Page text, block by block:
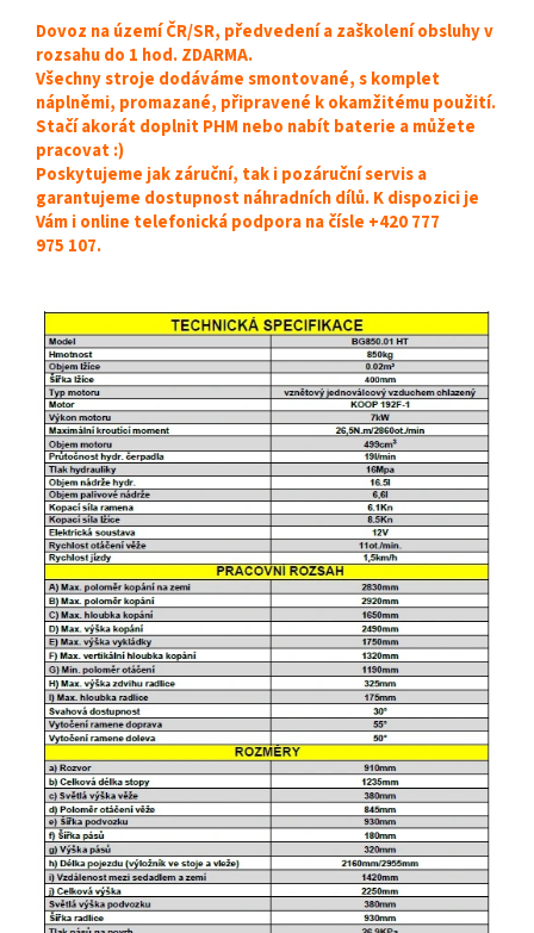
Dovoz na území ČR/SR, předvedení a zaškolení obsluhy v
rozsahu do 1 hod. ZDARMA.
Všechny stroje dodáváme smontované, s komplet
náplněmi, promazané, připravené k okamžitému použití.
Stačí akorát doplnit PHM nebo nabít baterie a můžete
pracovat :)
Poskytujeme jak záruční, tak i pozáruční servis a
garantujeme dostupnost náhradních dílů. K dispozici je
Vám i online telefonická podpora na čísle +420 777
975 107.